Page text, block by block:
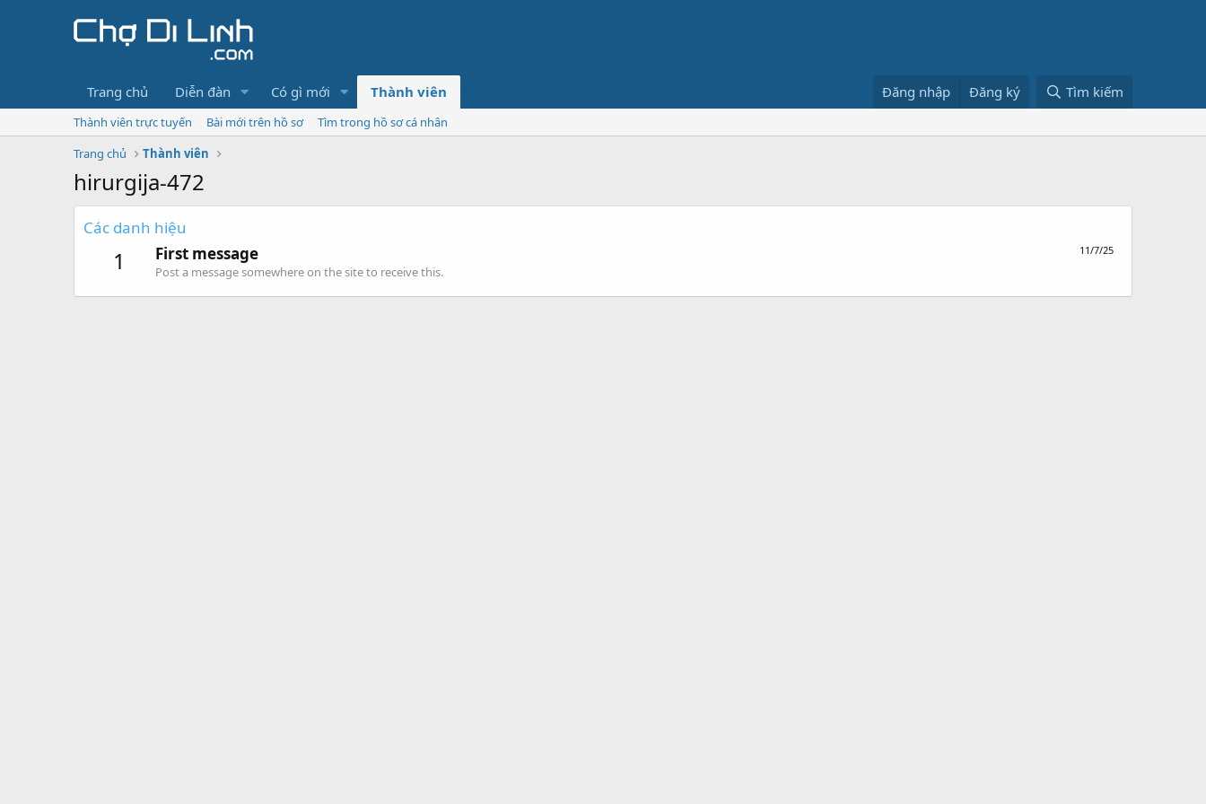
Trang chủ Diễn đàn Có gì mới Thành viên Đăng nhập Đăng ký Tìm kiếm
Thành viên trực tuyến Bài mới trên hồ sơ
Tìm trong hồ sơ cá nhân
Trang chủ
Thành viên
hirurgija-472
Các danh hiệu
1 11/7/25
First message
Post a message somewhere on the site to receive this.